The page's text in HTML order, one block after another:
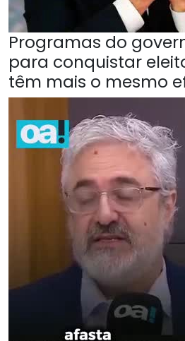
Programas do
para conquistar
têm mais o mesmo